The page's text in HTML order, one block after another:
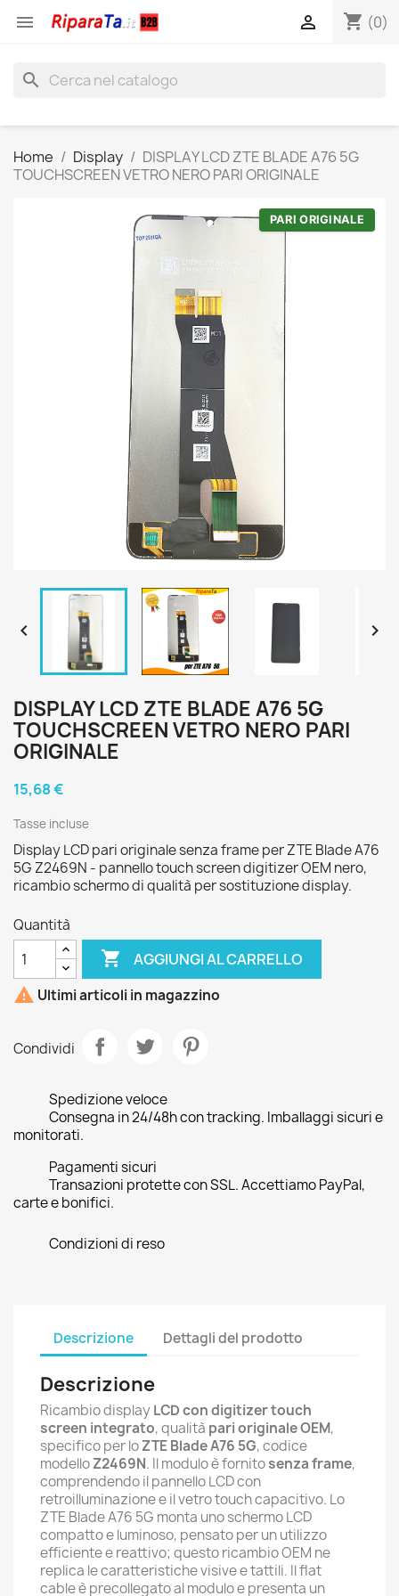
 shopping_cart (0)

search
Home Display
DISPLAY LCD ZTE BLADE A76 5G
TOUCHSCREEN VETRO NERO PARI ORIGINALE
PARI ORIGINALE
 
DISPLAY LCD ZTE BLADE A76 5G
TOUCHSCREEN VETRO NERO PARI
ORIGINALE
15,68 €
Tasse incluse
Display LCD pari originale senza frame per ZTE Blade A76
5G Z2469N - pannello touch screen digitizer OEM nero,
ricambio schermo di qualità per sostituzione display.
Quantità
 AGGIUNGI AL CARRELLO
 Ultimi articoli in magazzino
Condividi
Spedizione veloce
Consegna in 24/48h con tracking. Imballaggi sicuri e
monitorati.
Pagamenti sicuri
Transazioni protette con SSL. Accettiamo PayPal,
carte e bonifici.
Condizioni di reso
Descrizione Dettagli del prodotto
Descrizione
Ricambio displayLCD con digitizer touch
screen integrato, qualità pari originale OEM,
specifico per loZTE Blade A76 5G, codice
modelloZ2469N. Il modulo è fornitosenza frame,
comprendendo il pannello LCD con
retroilluminazione e il vetro touch capacitivo. Lo
ZTE Blade A76 5G monta uno schermo LCD
compatto e luminoso, pensato per un utilizzo
efficiente e reattivo; questo ricambio OEM ne
replica le caratteristiche visive e tattili. Il flat
cable è precollegato al modulo e presenta un